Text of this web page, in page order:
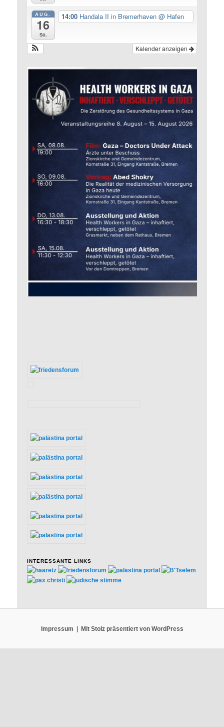
AUG.
16
So.
14:00 Handala II in Bremerhaven @ Hafen
Kalender anzeigen
INTERESSANTE LINKS
Impressum Mit Stolz präsentiert von WordPress